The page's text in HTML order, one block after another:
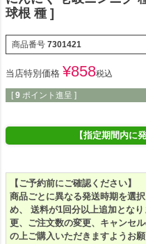
球根 種 ]
商品番号 7301421
当店特別価格 ¥858税込
[ 9 ポイント進呈 ]
【指定期間内に
【ご予約前にご確認ください】
商品ごとに異なる発送時期を選
め、 送料が1回分以上追加とな
更、ご注文数の変更、キャンセ
の上ご購入いただきますようお願